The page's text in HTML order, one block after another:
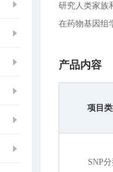
研究人类家族
在药物基因组
产品内容
项目
SNP